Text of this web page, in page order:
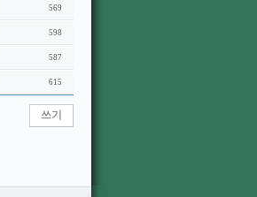
569
598
587
615
쓰기